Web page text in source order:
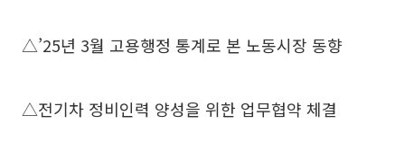
△’25년 3월 고용행정 통계로 본 노동시장 동향
△전기차 정비인력 양성을 위한 업무협약 체결